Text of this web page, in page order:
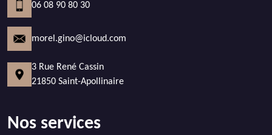
06 08 90 80 30
morel.gino@icloud.com
3 Rue René Cassin
21850 Saint-Apollinaire
Nos services